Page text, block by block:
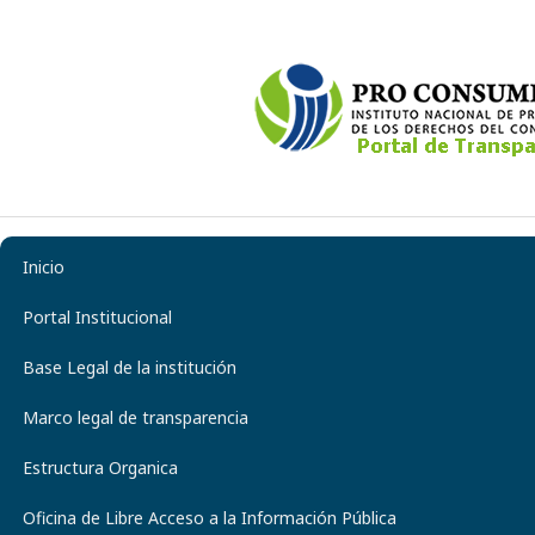
Inicio
Portal Institucional
Base Legal de la institución
Marco legal de transparencia
Estructura Organica
Oficina de Libre Acceso a la Información Pública